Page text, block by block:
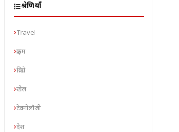
श्रेणियाँ
Travel
क्राइम
क्रिप्टो
खेल
टेक्नोलॉजी
देश